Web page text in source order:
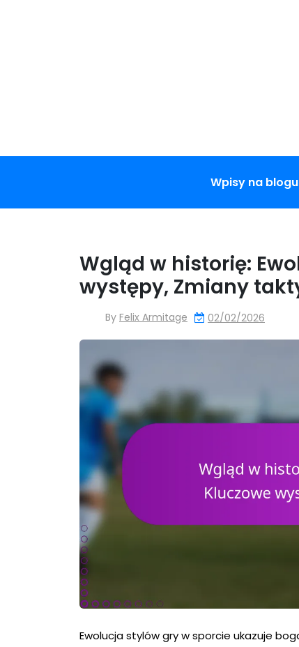
Wpisy na blogu
Wgląd w historię:
występy, Zmiany
By Felix Armitage 02/02/2026
Ewolucja stylów gry w sporcie ukazuje